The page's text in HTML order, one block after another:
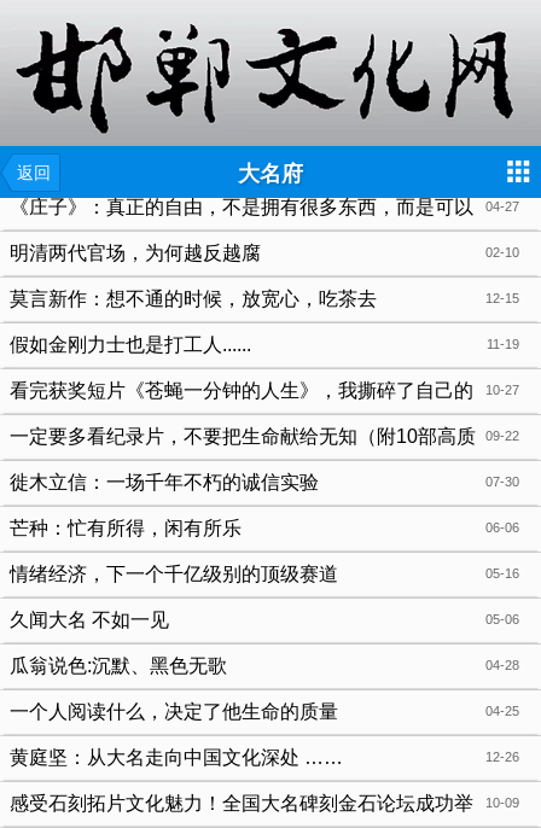
返回 大名府
04-27
《庄子》：真正的自由，不是拥有很多东西，而是可以
不依赖任何东西 02-10
明清两代官场，为何越反越腐
12-15
莫言新作：想不通的时候，放宽心，吃茶去
11-19
假如金刚力士也是打工人......
10-27
看完获奖短片《苍蝇一分钟的人生》，我撕碎了自己的
人生清单 09-22
一定要多看纪录片，不要把生命献给无知（附10部高质
量纪录片清单） 07-30
徙木立信：一场千年不朽的诚信实验
06-06
芒种：忙有所得，闲有所乐
05-16
情绪经济，下一个千亿级别的顶级赛道
05-06
久闻大名 不如一见
04-28
瓜翁说色:沉默、黑色无歌
04-25
一个人阅读什么，决定了他生命的质量
12-26
黄庭坚：从大名走向中国文化深处 ……
10-09
感受石刻拓片文化魅力！全国大名碑刻金石论坛成功举